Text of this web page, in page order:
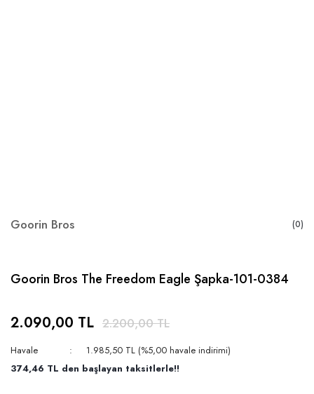
Goorin Bros (0)
Goorin Bros The Freedom Eagle Şapka-101-0384
2.090,00 TL 2.200,00 TL
Havale
1.985,50 TL (%5,00 havale indirimi)
374,46 TL den başlayan taksitlerle!!